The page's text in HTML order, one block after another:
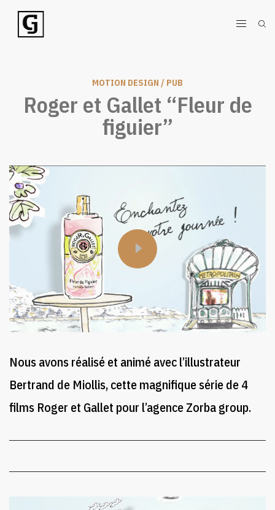
MOTION DESIGN / PUB
Roger et Gallet “Fleur de
figuier”
Nous avons réalisé et animé avec l’illustrateur
Bertrand de Miollis, cette magnifique série de 4
films Roger et Gallet pour l’agence Zorba group.